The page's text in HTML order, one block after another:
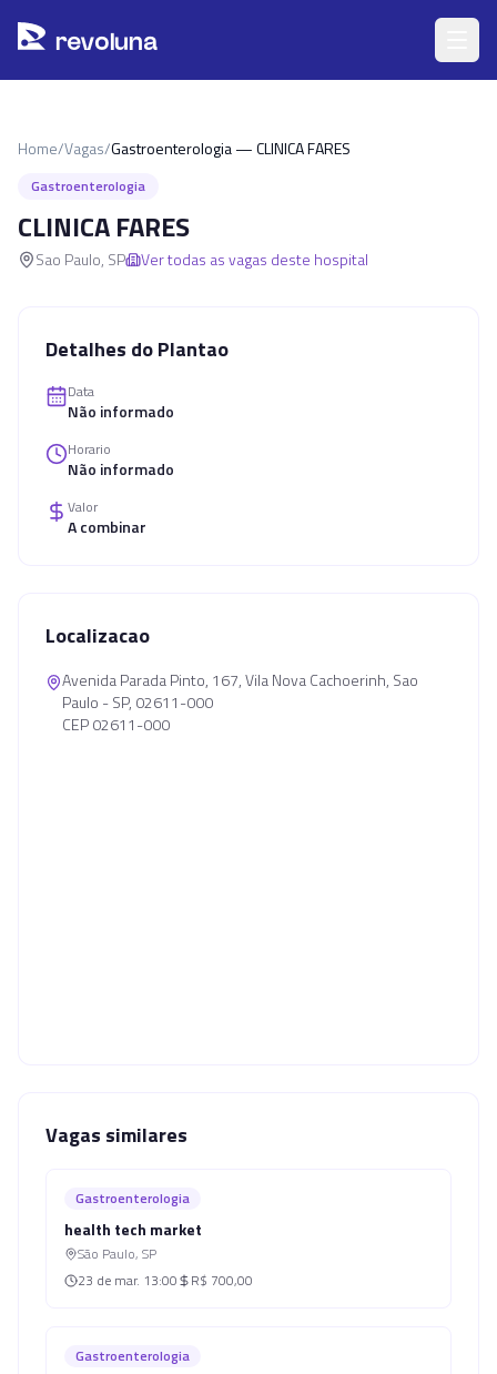
revoluna
Home/Vagas/Gastroenterologia — CLINICA FARES
Gastroenterologia
CLINICA FARES
Sao Paulo, SP Ver todas as vagas deste hospital
Detalhes do Plantao
Data
Não informado
Horario
Não informado
Valor
A combinar
Localizacao
Avenida Parada Pinto, 167, Vila Nova Cachoerinh, Sao
Paulo - SP, 02611-000
CEP 02611-000
Vagas similares
Gastroenterologia
health tech market
São Paulo, SP
23 de mar. 13:00 R$ 700,00
Gastroenterologia